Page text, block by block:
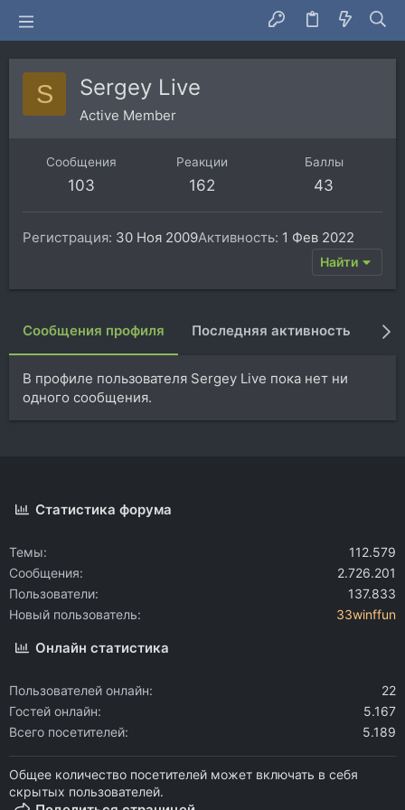
S Sergey Live
Active Member
Сообщения
103
Реакции
162
Баллы
43
Регистрация 30 Ноя 2009Активность 1 Фев 2022
Найти
Сообщения профиля Последняя активность
В профиле пользователя Sergey Live пока нет ни
одного сообщения.
Статистика форума
Темы
112.579
Сообщения
2.726.201
Пользователи
137.833
Новый пользователь
33winffun
Онлайн статистика
Пользователей онлайн
22
Гостей онлайн
5.167
Всего посетителей
5.189
Общее количество посетителей может включать в себя
скрытых пользователей.